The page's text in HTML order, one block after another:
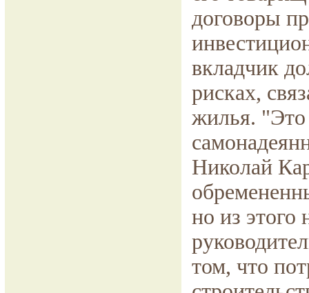
договоры
вкладчик
рисках,
жилья. "Это
Николай
но из
том, что